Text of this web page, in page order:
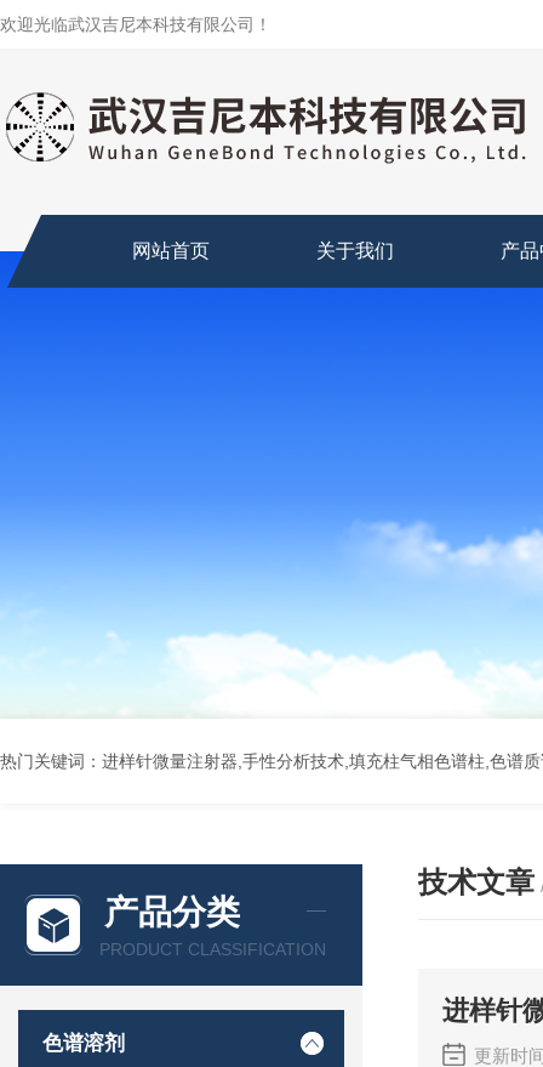
欢迎光临武汉吉尼本科技有限公司！
网站首页 关于我们 产
热门关键词：进样针微量注射器,手性分析技术,填充柱气相色谱柱,色谱
产品分类
PRODUCT CLASSIFICATION
色谱溶剂
技术文章
进样针
更新时